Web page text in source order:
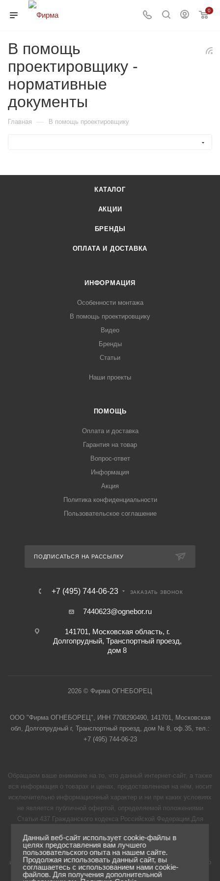
0
В помощь
проектировщику -
нормативные
документы
Главная — В помощь проектировщику
КАТАЛОГ
АКЦИИ
БРЕНДЫ
ОПЛАТА И ДОСТАВКА
ИНФОРМАЦИЯ
Особенности монтажа
В помощь проектировщику
Видео
Бренды
Статьи
Наши проекты
ПОМОЩЬ
Оплата и доставка
Гарантия на товар
Вопрос-ответ
Информация
Акция
Политика конфиденциальности
Пользовательское соглашение
ПОДПИСАТЬСЯ НА РАССЫЛКУ
+7 (495) 744-06-23 ЗАКАЗАТЬ ЗВОНОК
7440623@ognebor.ru
141701, Московская область, г.
Долгопрудный, Транспортный проезд,
дом 8
2026 © Фирма ОГНЕБОРЕЦ
ООО "Фирма ОГНЕБОРЕЦ", ИНН 7708290490, 141701, Московская
обл, Долгопрудный г, Транспортный проезд, дом № 8, оф.35, тел.:
+7 (495) 744-06-23
Обращаем ваше внимание на то, что данный интернет-сайт, а также
вся информация о товарах и ценах, предоставленная на нём, носит
исключительно информационный характер и ни при каких условиях
не является публичной офертой, определяемой положениями
Статьи 437 Гражданского кодекса Российской Федерации.Для
указанных товаров и (или) услуг, пожалуйста, обращайтесь к
менеджерам нашей компании с помощью формы обратной связи
или по телефону 8 (495) 744-06-23 для регионов бесплатный номер
8-800-250-06-23
Данный веб-сайт использует cookie-файлы в
целях предоставления вам лучшего
пользовательского опыта на нашем сайте.
Продолжая использовать данный сайт, вы
соглашаетесь с использованием нами cookie-
файлов. Для получения дополнительной